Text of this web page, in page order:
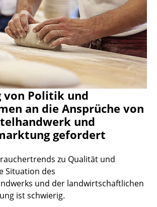
von Politik und
an die Ansprüche von
und
gefordert
zu Qualität und
Situation des
und der landwirtschaftlichen
ist schwierig.